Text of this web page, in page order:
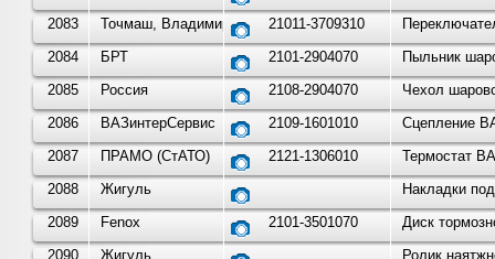
2083
Точмаш, Владимир 21011-3709310
2084
БРТ 2101-2904070
Пыльник
2085
Россия 2108-2904070
Чехол
2086
ВАЗинтерСервис 2109-1601010
Сцепление
2087
ПРАМО (СтАТО) 2121-1306010
Термостат
2088
Жигуль
Накладки
2089
Fenox 2101-3501070
Диск
2090
Жигуль
Ролик